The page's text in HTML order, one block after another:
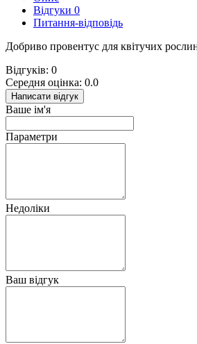
Відгуки 0
Питання-відповідь
Добриво провентус для квітучих
Відгуків: 0
Середня оцінка: 0.0
Написати відгук
Ваше ім'я
Параметри
Недоліки
Ваш відгук